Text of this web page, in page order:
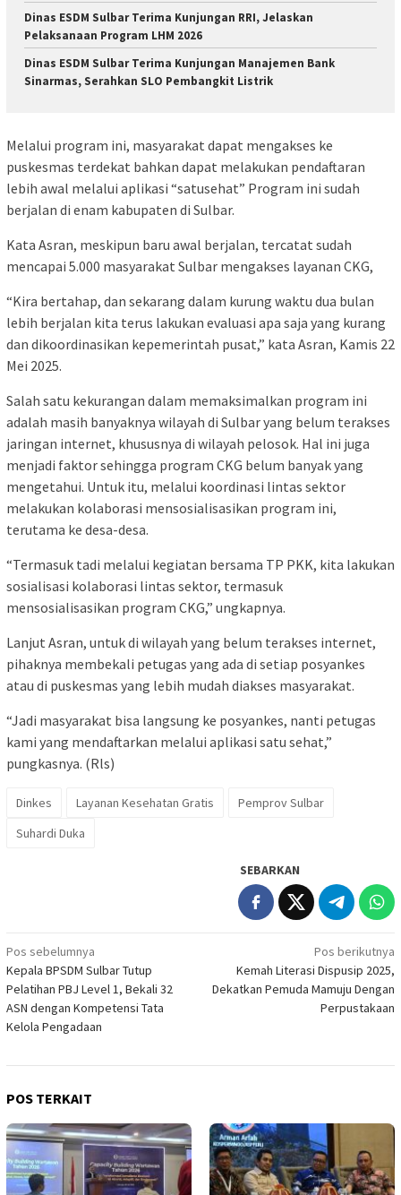
Dinas ESDM Sulbar Terima Kunjungan RRI, Jelaskan
Pelaksanaan Program LHM 2026
Dinas ESDM Sulbar Terima Kunjungan Manajemen Bank
Sinarmas, Serahkan SLO Pembangkit Listrik
Melalui program ini, masyarakat dapat mengakses ke
puskesmas terdekat bahkan dapat melakukan pendaftaran
lebih awal melalui aplikasi “satusehat” Program ini sudah
berjalan di enam kabupaten di Sulbar.
Kata Asran, meskipun baru awal berjalan, tercatat sudah
mencapai 5.000 masyarakat Sulbar mengakses layanan CKG,
“Kira bertahap, dan sekarang dalam kurung waktu dua bulan
lebih berjalan kita terus lakukan evaluasi apa saja yang kurang
dan dikoordinasikan kepemerintah pusat,” kata Asran, Kamis 22
Mei 2025.
Salah satu kekurangan dalam memaksimalkan program ini
adalah masih banyaknya wilayah di Sulbar yang belum terakses
jaringan internet, khususnya di wilayah pelosok. Hal ini juga
menjadi faktor sehingga program CKG belum banyak yang
mengetahui. Untuk itu, melalui koordinasi lintas sektor
melakukan kolaborasi mensosialisasikan program ini,
terutama ke desa-desa.
“Termasuk tadi melalui kegiatan bersama TP PKK, kita lakukan
sosialisasi kolaborasi lintas sektor, termasuk
mensosialisasikan program CKG,” ungkapnya.
Lanjut Asran, untuk di wilayah yang belum terakses internet,
pihaknya membekali petugas yang ada di setiap posyankes
atau di puskesmas yang lebih mudah diakses masyarakat.
“Jadi masyarakat bisa langsung ke posyankes, nanti petugas
kami yang mendaftarkan melalui aplikasi satu sehat,”
pungkasnya. (Rls)
Dinkes Layanan Kesehatan Gratis
Pemprov Sulbar
Suhardi Duka
SEBARKAN
Navigasi
pos
Pos sebelumnya
Kepala BPSDM Sulbar Tutup
Pelatihan PBJ Level 1, Bekali 32
ASN dengan Kompetensi Tata
Kelola Pengadaan
Pos berikutnya
Kemah Literasi Dispusip 2025,
Dekatkan Pemuda Mamuju Dengan
Perpustakaan
POS TERKAIT